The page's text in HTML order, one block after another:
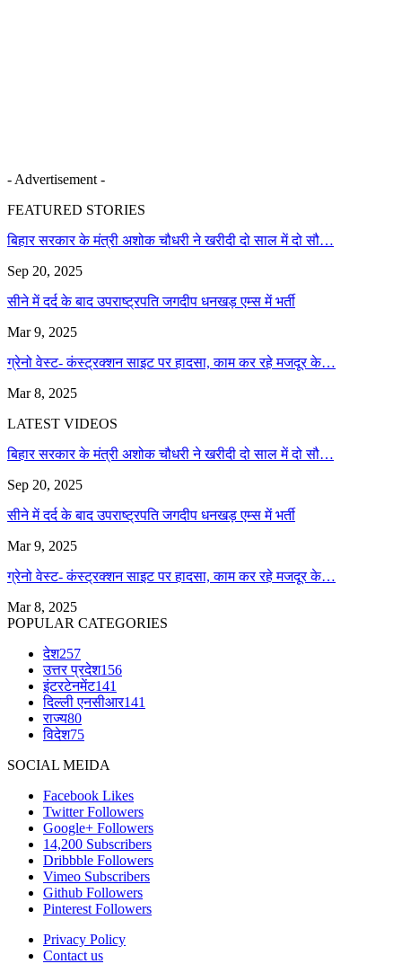
- Advertisement -
FEATURED STORIES
बिहार सरकार के मंत्री अशोक चौधरी ने खरीदी दो साल में दो सौ…
Sep 20, 2025
सीने में दर्द के बाद उपराष्ट्रपति जगदीप धनखड़ एम्स में भर्ती
Mar 9, 2025
ग्रेनो वेस्ट- कंस्ट्रक्शन साइट पर हादसा, काम कर रहे मजदूर के…
Mar 8, 2025
LATEST VIDEOS
बिहार सरकार के मंत्री अशोक चौधरी ने खरीदी दो साल में दो सौ…
Sep 20, 2025
सीने में दर्द के बाद उपराष्ट्रपति जगदीप धनखड़ एम्स में भर्ती
Mar 9, 2025
ग्रेनो वेस्ट- कंस्ट्रक्शन साइट पर हादसा, काम कर रहे मजदूर के…
Mar 8, 2025
POPULAR CATEGORIES
देश257
उत्तर प्रदेश156
इंटरटेनमेंट141
दिल्ली एनसीआर141
राज्य80
विदेश75
SOCIAL MEIDA
Facebook Likes
Twitter Followers
Google+ Followers
14,200 Subscribers
Dribbble Followers
Vimeo Subscribers
Github Followers
Pinterest Followers
Privacy Policy
Contact us